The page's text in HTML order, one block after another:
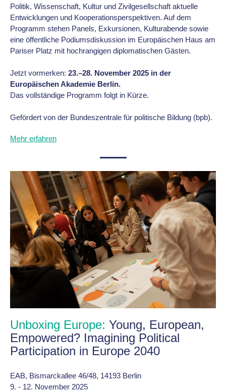
Politik, Wissenschaft, Kultur und Zivilgesellschaft aktuelle
Entwicklungen und Kooperationsperspektiven. Auf dem
Programm stehen Panels, Exkursionen, Kulturabende sowie
eine öffentliche Podiumsdiskussion im Europäischen Haus am
Pariser Platz mit hochrangigen diplomatischen Gästen.
Jetzt vormerken: 23.–28. November 2025 in der
Europäischen Akademie Berlin.
Das vollständige Programm folgt in Kürze.
Gefördert von der Bundeszentrale für politische Bildung (bpb).
Mehr erfahren
Unboxing Europe: Young, European,
Empowered? Imagining Political
Participation in Europe 2040
EAB, Bismarckallee 46/48, 14193 Berlin
9. - 12. November 2025